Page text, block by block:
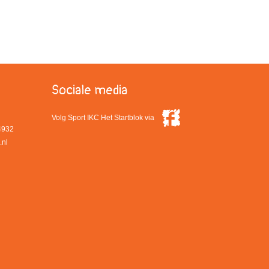
Sociale media
Volg Sport IKC Het Startblok via